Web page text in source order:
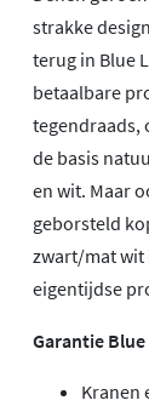
strakke
terug in Blue
betaalbare
tegendraads,
de basis
en wit. Maar
geborsteld
zwart/mat wit
eigentijdse
Garantie
Kranen